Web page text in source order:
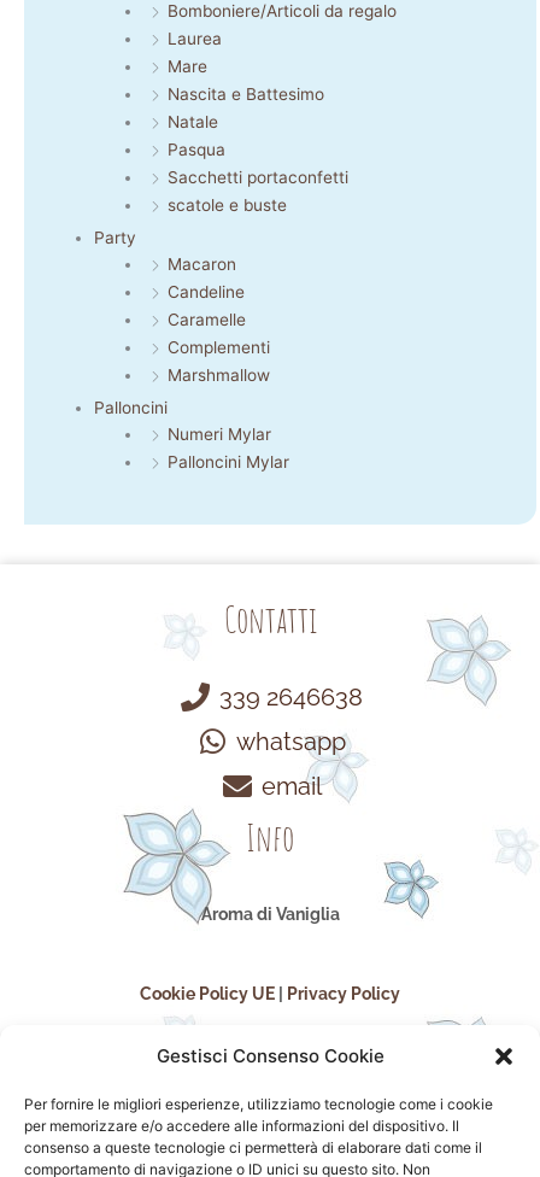
Gestisci Consenso Cookie
Per fornire le migliori esperienze, utilizziamo tecnologie come i cookie
per memorizzare e/o accedere alle informazioni del dispositivo. Il
consenso a queste tecnologie ci permetterà di elaborare dati come il
comportamento di navigazione o ID unici su questo sito. Non
Bomboniere/Articoli da regalo
Laurea
Mare
Nascita e Battesimo
Natale
Pasqua
Sacchetti portaconfetti
scatole e buste
Party
Macaron
Candeline
Caramelle
Complementi
Marshmallow
Palloncini
Numeri Mylar
Palloncini Mylar
Contatti
339 2646638
whatsapp
email
Info
Aroma di Vaniglia
Cookie Policy UE Privacy Policy